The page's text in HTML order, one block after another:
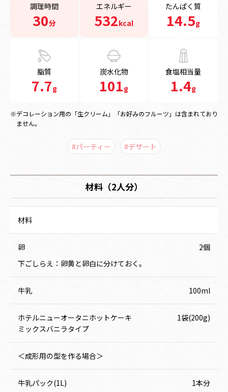
調理時間
30分
エネルギー
532kcal
たんぱく質
14.5g
脂質
7.7g
炭水化物
101g
食塩相当量
1.4g
※デコレーション用の「生クリーム」「お好みのフルーツ」は含まれており
ません。
#パーティー #デザート
材料（2人分）
材料
卵
2個
下ごしらえ：卵黄と卵白に分けておく。
牛乳 100ml
ホテルニューオータニホットケーキ
ミックスバニラタイプ
1袋(200g)
＜成形用の型を作る場合＞
牛乳パック(1L) 1本分